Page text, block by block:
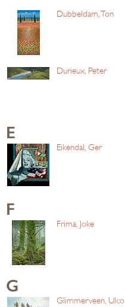
Dubbeldam, Ton
Durieux, Peter
E
Eikendal, Ger
F
Frima, Joke
G
Glimmerveen, Ulco